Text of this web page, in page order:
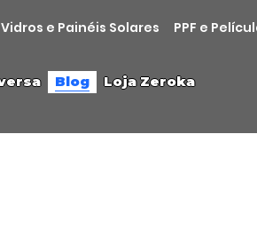
e Painéis Solares PPF e
Blog Loja Zeroka